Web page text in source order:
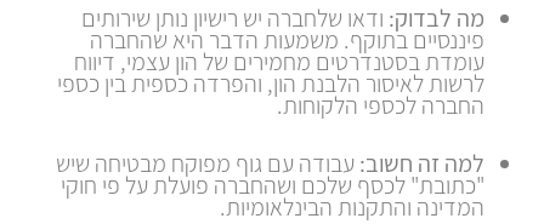
מה לבדוק: ודאו שלחברה יש רישיון נותן שירותים
פיננסיים בתוקף. משמעות הדבר היא שהחברה
עומדת בסטנדרטים מחמירים של הון עצמי, דיווח
לרשות לאיסור הלבנת הון, והפרדה כספית בין כספי
החברה לכספי הלקוחות.
למה זה חשוב:עבודה עם גוף מפוקח מבטיחה שיש
"כתובת" לכסף שלכם ושהחברה פועלת על פי חוקי
המדינה והתקנות הבינלאומיות.